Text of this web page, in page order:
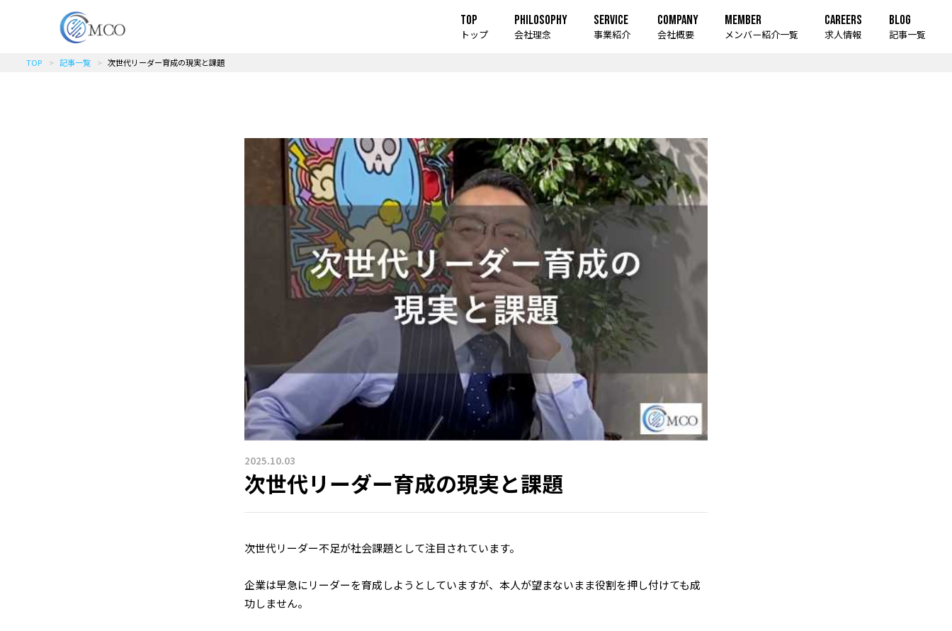
TOP
トップ
PHILOSOPHY
会社理念
SERVICE
事業紹介
COMPANY
会社概要
MEMBER
メンバー紹介一覧
CAREERS
求人情報
BLOG
記事一覧
TOP 記事一覧 次世代リーダー育成の現実と課題
2025.10.03
次世代リーダー育成の現実と課題
次世代リーダー不足が社会課題として注目されています。
企業は早急にリーダーを育成しようとしていますが、本人が望まないまま役割を押し付けても成
功しません。